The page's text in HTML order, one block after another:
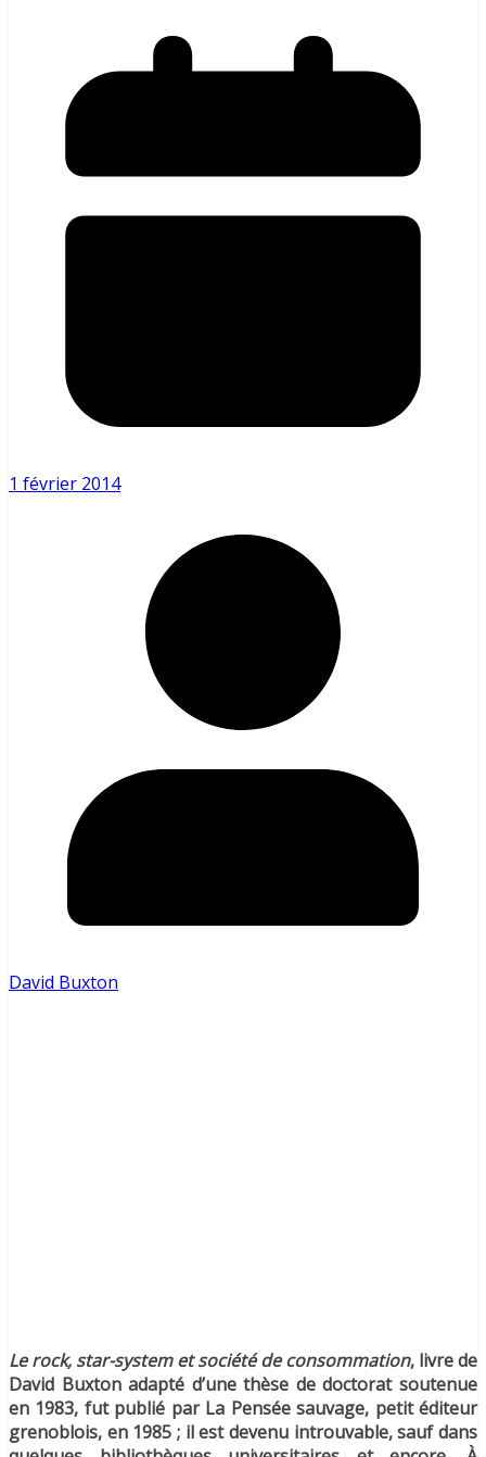
1 février 2014
David Buxton
Le rock, star-system et société de consommation, livre de
David Buxton adapté d’une thèse de doctorat soutenue
en 1983, fut publié par La Pensée sauvage, petit éditeur
grenoblois, en 1985 ; il est devenu introuvable, sauf dans